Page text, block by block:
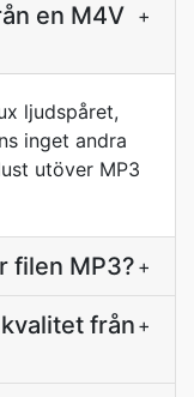
en M4V +
ljudspåret,
inget andra
utöver MP3
filen MP3? +
från +